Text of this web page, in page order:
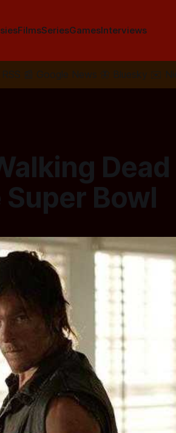
FilmsSeriesGamesInterviews
RSS 📰 Google News 🦋 Bluesky ✉️
Super Bowl